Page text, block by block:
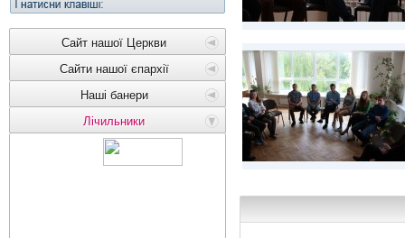
Сайт нашої Церкви
Сайти нашої єпархії
Наші банери
Лічильники